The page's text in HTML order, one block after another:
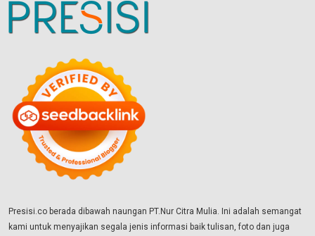
Presisi.co berada dibawah naungan PT.Nur Citra Mulia. Ini adalah semangat
kami untuk menyajikan segala jenis informasi baik tulisan, foto dan juga